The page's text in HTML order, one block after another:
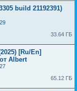
build 21192391)
33.64 ГБ
[Ru/En]
Albert
65.12 ГБ